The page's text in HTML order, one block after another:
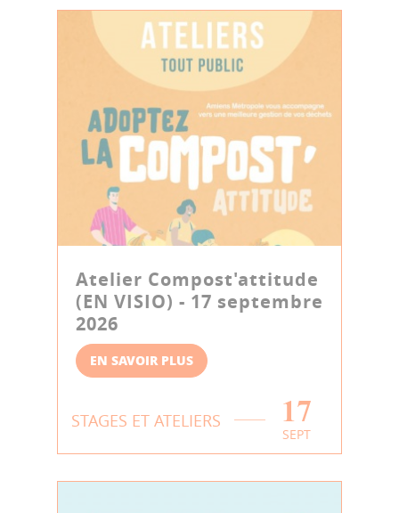
Atelier Compost'attitude
(EN VISIO) - 17 septembre
2026
EN SAVOIR PLUS
STAGES ET ATELIERS 17
SEPT